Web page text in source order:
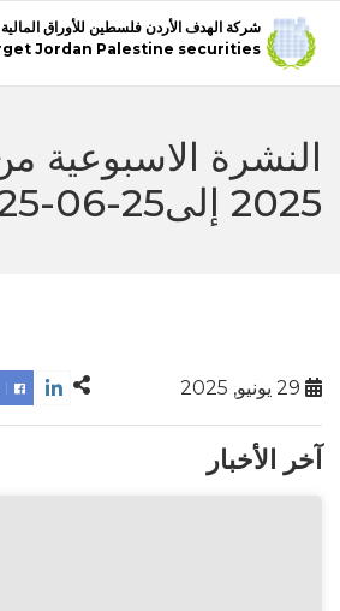
شركة الهدف الأردن فلسطين للأوراق المالية
Jordan Palestine securities
2025 إلى25-06-2025
آخر الأخبار